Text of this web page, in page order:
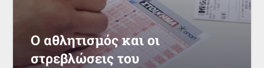
Ο αθλητισμός και οι
στρεβλώσεις του